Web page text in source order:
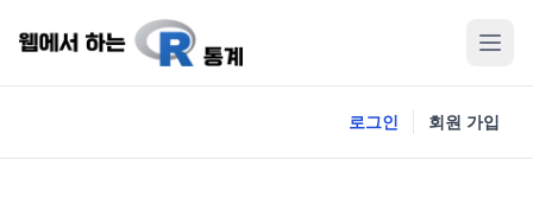
로그인 회원 가입